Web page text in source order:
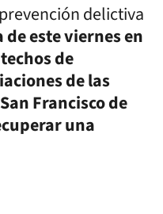
delictiva
este viernes en
de
de las
Francisco de
una